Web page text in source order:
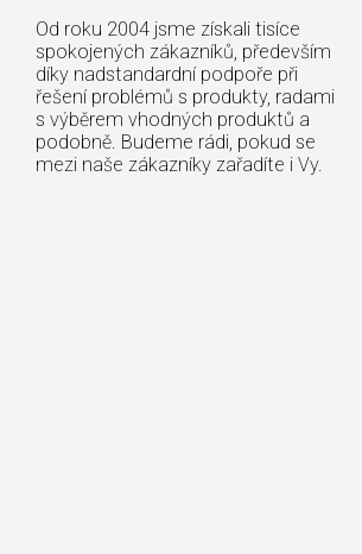
Od roku 2004 jsme získali tisíce
spokojených zákazníků, především
díky nadstandardní podpoře při
řešení problémů s produkty, radami
s výběrem vhodných produktů a
podobně. Budeme rádi, pokud se
mezi naše zákazníky zařadíte i Vy.